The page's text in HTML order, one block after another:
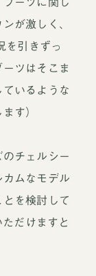
が激しく、
を引きずっ
ツはそこま
いるような
す）
チェルシー
ムなモデル
を検討して
だけますと